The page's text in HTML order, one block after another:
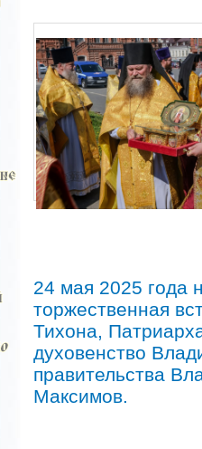
24 мая 2025 года
торжественная
Тихона,
духовенство
правительства
Максимов.